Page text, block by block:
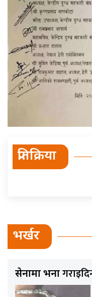
प्रतिक्रिया
भर्खर
सेनामा भर्ना